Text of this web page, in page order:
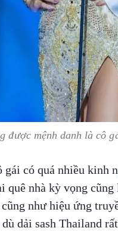
được mệnh danh là cô
có quá nhiều kinh
quê nhà kỳ vọng
như hiệu ứng
dải sash Thailand